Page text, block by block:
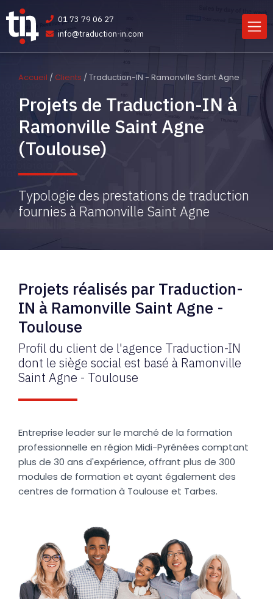
01 73 79 06 27
info@traduction-in.com
Accueil / Clients / Traduction-IN - Ramonville Saint Agne
Projets de Traduction-IN à
Ramonville Saint Agne
(Toulouse)
Typologie des prestations de traduction
fournies à Ramonville Saint Agne
Projets réalisés par Traduction-
IN à Ramonville Saint Agne -
Toulouse
Profil du client de l'agence Traduction-IN
dont le siège social est basé à Ramonville
Saint Agne - Toulouse
Entreprise leader sur le marché de la formation
professionnelle en région Midi-Pyrénées comptant
plus de 30 ans d'expérience, offrant plus de 300
modules de formation et ayant également des
centres de formation à Toulouse et Tarbes.